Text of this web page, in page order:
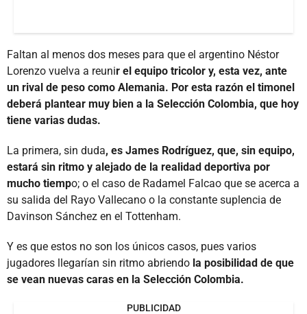
Faltan al menos dos meses para que el argentino Néstor
Lorenzo vuelva a reunir el equipo tricolor y, esta vez, ante
un rival de peso como Alemania. Por esta razón el timonel
deberá plantear muy bien a la Selección Colombia, que hoy
tiene varias dudas.
La primera, sin duda, es James Rodríguez, que, sin equipo,
estará sin ritmo y alejado de la realidad deportiva por
mucho tiempo; o el caso de Radamel Falcao que se acerca a
su salida del Rayo Vallecano o la constante suplencia de
Davinson Sánchez en el Tottenham.
Y es que estos no son los únicos casos, pues varios
jugadores llegarían sin ritmo abriendo la posibilidad de que
se vean nuevas caras en la Selección Colombia.
PUBLICIDAD